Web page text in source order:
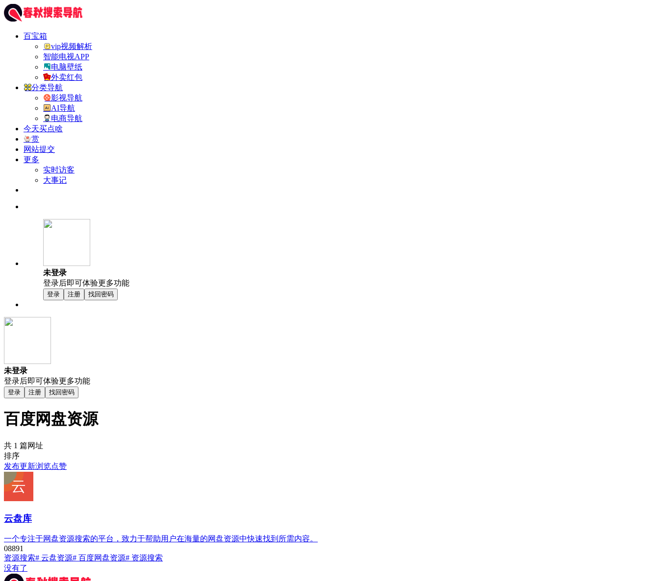
百宝箱
vip视频解析
智能电视APP
电脑壁纸
外卖红包
分类导航
影视导航
AI导航
电商导航
今天买点啥
赏
网站提交
更多
实时访客
大事记
未登录
登录后即可体验更多功能
登录 注册 找回密码
未登录
登录后即可体验更多功能
登录 注册 找回密码
百度网盘资源
共 1 篇网址
排序
发布更新浏览点赞
云盘库
一个专注于网盘资源搜索的平台，致力于帮助用户在海量的网盘资源中快速找到所需内容。
08891
资源搜索# 云盘资源# 百度网盘资源# 资源搜索
没有了